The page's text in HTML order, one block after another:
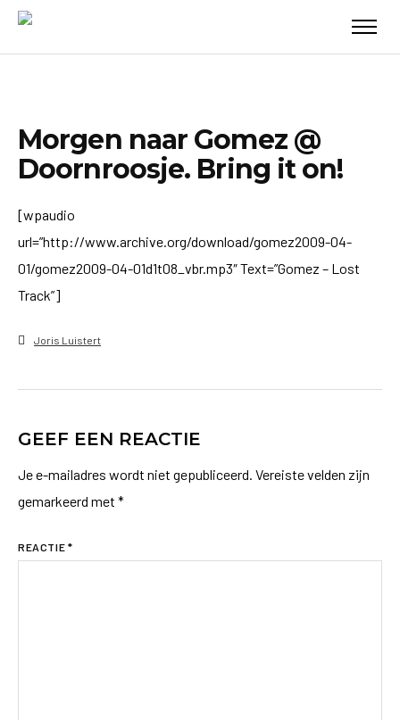
Morgen naar Gomez @
Doornroosje. Bring it on!
[wpaudio
url=”http://www.archive.org/download/gomez2009-04-
01/gomez2009-04-01d1t08_vbr.mp3″ Text=”Gomez – Lost
Track”]
Joris Luistert
GEEF EEN REACTIE
Je e-mailadres wordt niet gepubliceerd. Vereiste velden zijn
gemarkeerd met *
REACTIE *